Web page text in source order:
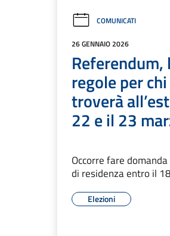
COMUNICATI
26 GENNAIO 2026
Referendum,
regole per
troverà
22 e il 23
Occorre fare
di residenza entro il
Elezioni